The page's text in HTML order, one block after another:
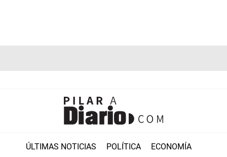
ÚLTIMAS NOTICIAS POLÍTICA ECONOMÍA